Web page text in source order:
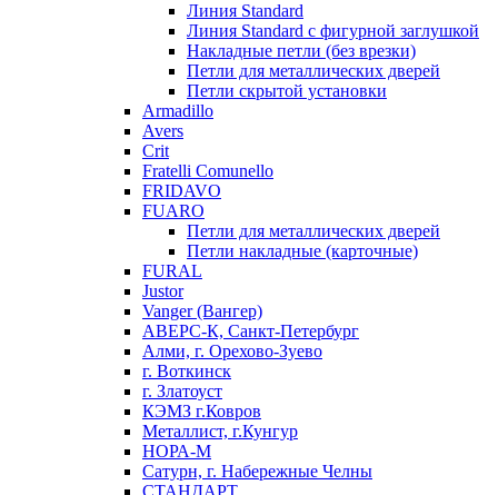
Линия Standard
Линия Standard с фигурной заглушкой
Накладные петли (без врезки)
Петли для металлических дверей
Петли скрытой установки
Armadillo
Avers
Crit
Fratelli Comunello
FRIDAVO
FUARO
Петли для металлических дверей
Петли накладные (карточные)
FURAL
Justor
Vanger (Вангер)
АВЕРС-К, Санкт-Петербург
Алми, г. Орехово-Зуево
г. Воткинск
г. Златоуст
КЭМЗ г.Ковров
Металлист, г.Кунгур
НОРА-М
Сатурн, г. Набережные Челны
СТАНДАРТ